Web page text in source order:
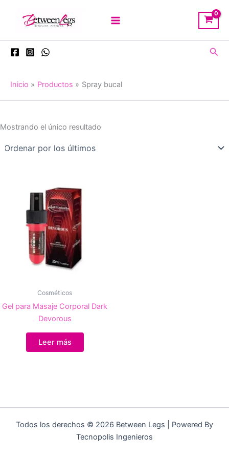
Inicio Productos Spray bucal
Mostrando el único resultado
Cosméticos
Gel para Masaje Corporal Dark
Devorous
Leer más
Todos los derechos © 2026 Between Legs | Powered By
Tecnopolis Ingenieros